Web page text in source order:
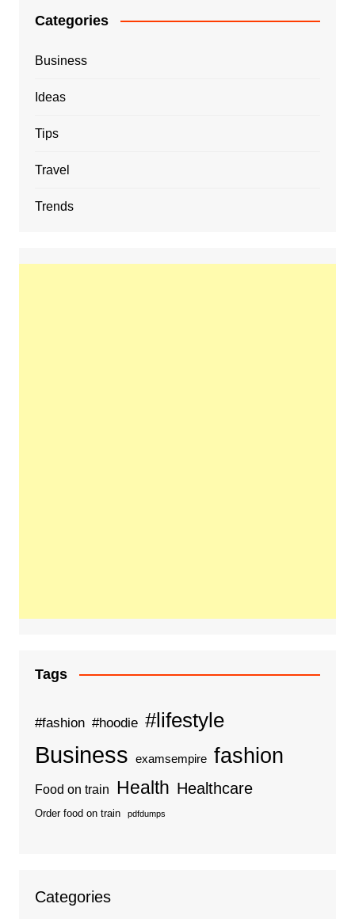
Categories
Business
Ideas
Tips
Travel
Trends
Tags
#fashion #hoodie #lifestyle
Business examsempire fashion
Food on train Health Healthcare
Order food on train pdfdumps
Categories